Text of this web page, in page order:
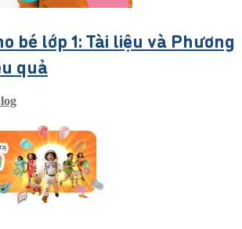
bé lớp 1: Tài liệu và Phương
quả